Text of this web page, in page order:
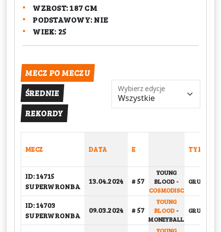
WZROST: 187 CM
PODSTAWOWY: NIE
WIEK: 25
MECZ PO MECZU
ŚREDNIE
REKORDY
Wybierz edycje
MECZ DATA E TYP
ID: 14715
SUPERWRONBA
13.04.2024 # 57
YOUNG
BLOOD -
COSMODISC
GRUPOWY
ID: 14703
SUPERWRONBA
09.03.2024 # 57
YOUNG
BLOOD -
MONEYBALL
GRUPOWY